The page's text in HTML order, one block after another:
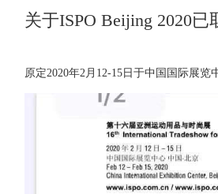
关于ISPO Beijing 2020已
原定2020年2月12-15日于中国国际展